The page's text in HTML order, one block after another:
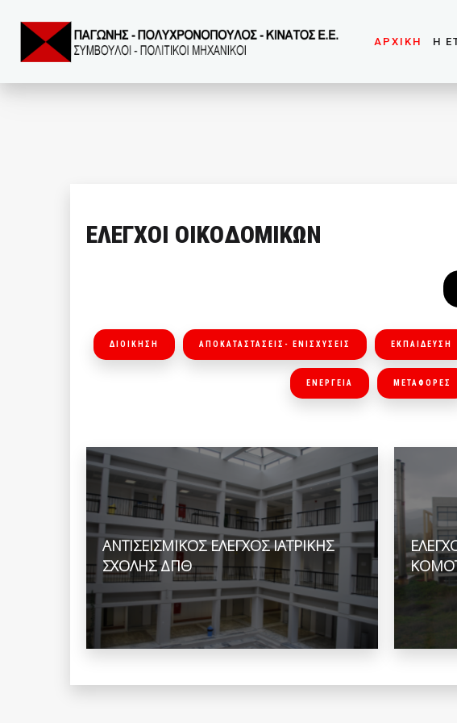
ΑΡΧΙΚΗ Η
ΕΛΕΓΧΟΙ ΟΙΚΟΔΟΜΙΚΩΝ
ΔΙΟΙΚΗΣΗ ΑΠΟΚΑΤΑΣΤΑΣΕΙΣ- ΕΝΙΣΧΥΣΕΙΣ ΕΚΠΑΙΔΕΥΣΗ
ΕΝΕΡΓΕΙΑ ΜΕΤΑΦΟΡΕΣ
ΑΝΤΙΣΕΙΣΜΙΚΟΣ ΕΛΕΓΧΟΣ ΙΑΤΡΙΚΗΣ
ΣΧΟΛΗΣ ΔΠΘ